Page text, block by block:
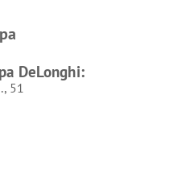
DeLonghi
DeLonghi:
51